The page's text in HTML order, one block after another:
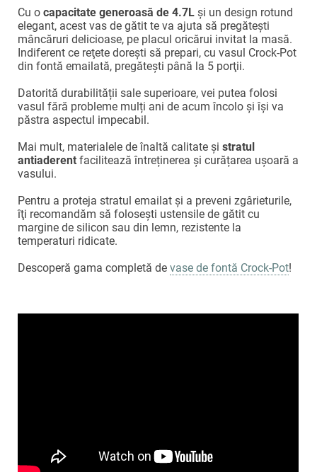
Cu ocapacitate generoasă de 4.7L și un design rotund
elegant, acest vas de gătit te va ajuta să pregăteşti
mâncăruri delicioase, pe placul oricărui invitat la masă.
Indiferent ce reţete doreşti să prepari, cu vasul Crock-Pot
din fontă emailată, pregăteşti până la 5 porţii.
Datorită durabilității sale superioare, vei putea folosi
vasul fără probleme mulți ani de acum încolo şi îşi va
păstra aspectul impecabil.
Mai mult, materialele de înaltă calitate șistratul
antiaderent facilitează întreținerea și curățarea uşoară a
vasului.
Pentru a proteja stratul emailat și a preveni zgârieturile,
îţi recomandăm să foloseşti ustensile de gătit cu
margine de silicon sau din lemn, rezistente la
temperaturi ridicate.
Descoperă gama completă devase de fontă Crock-Pot!